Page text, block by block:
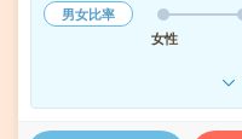
男女比率
女性